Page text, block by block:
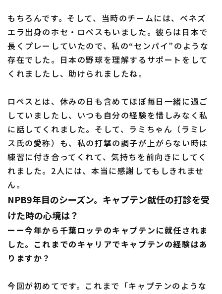
もちろんです。そして、当時のチームには、ベネズ
エラ出身のホセ・ロペスもいました。彼らは日本で
長くプレーしていたので、私の“センパイ”のような
存在でした。日本の野球を理解するサポートをして
くれましたし、助けられましたね。
ロペスとは、休みの日も含めてほぼ毎日一緒に過ご
していましたし、いつも自分の経験を惜しみなく私
に話してくれました。そして、ラミちゃん（ラミレ
ス氏の愛称）も、私の打撃の調子が上がらない時は
練習に付き合ってくれて、気持ちを前向きにしてく
れました。2人には、本当に感謝してもしきれませ
ん。
NPB9年目のシーズン。キャプテン就任の打診を受
けた時の心境は？
ーー今年から千葉ロッテのキャプテンに就任されま
した。これまでのキャリアでキャプテンの経験はあ
りますか？
今回が初めてです。これまで「キャプテンのような